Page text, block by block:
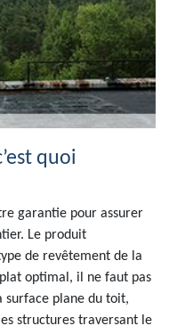
quoi
garantie pour assurer
Le produit
de revêtement de la
optimal, il ne faut pas
surface plane du toit,
structures traversant le